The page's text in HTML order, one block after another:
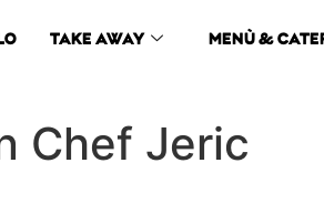
TAKE AWAY MENÙ &
Chef Jeric